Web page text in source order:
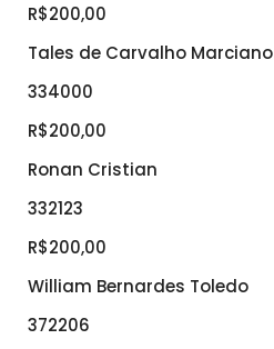
R$200,00
Tales de Carvalho Marciano
334000
R$200,00
Ronan Cristian
332123
R$200,00
William Bernardes Toledo
372206